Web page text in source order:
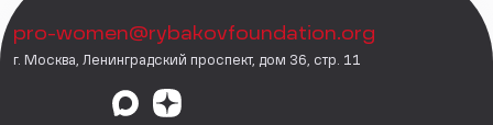
pro-women@rybakovfoundation.org
г. Москва, Ленинградский проспект, дом 36, стр. 11